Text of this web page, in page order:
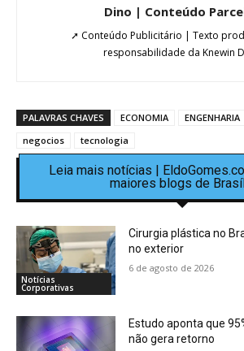
Dino | Conteúdo
➚ Conteúdo Publicitário | Texto
responsabilidade da Knewin
PALAVRAS CHAVES ECONOMIA ENGENHARIA
negocios
tecnologia
Leia mais notícias |
maiores blogs de
Notícias
Corporativas
Cirurgia plástica no
no exterior
6 de agosto de 2026
Estudo aponta que
não gera retorno